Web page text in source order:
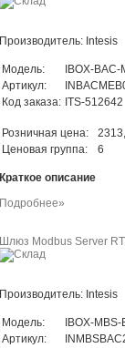
Производитель: Intesis
Модель:
IBOX-
Артикул:
Код заказа: ITS-512642
Розничная цена:
Ценовая группа:
6
Краткое описание
Подробнее»
Шлюз Modbus Server
Производитель: Intesis
Модель:
IBOX-
Артикул: